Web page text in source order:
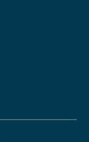
zum